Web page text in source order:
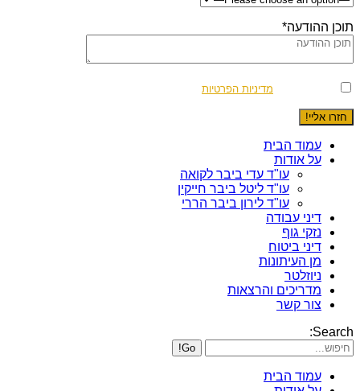
תוכן ההודעה*
מדיניות הפרטיות
עמוד הבית
על אודות
עו"ד עדי ביבר לקואה
עו"ד ליטל ביבר חייקין
עו"ד לירון ביבר הררי
דיני עבודה
נזקי גוף
דיני ביטוח
מן העיתונות
ניוזלטר
מדריכים והרצאות
צור קשר
Search:
עמוד הבית